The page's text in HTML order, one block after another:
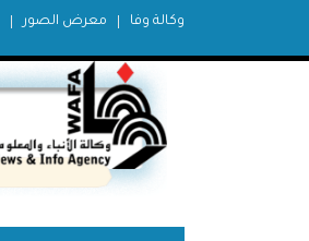
معرض الصور وكالة وفا